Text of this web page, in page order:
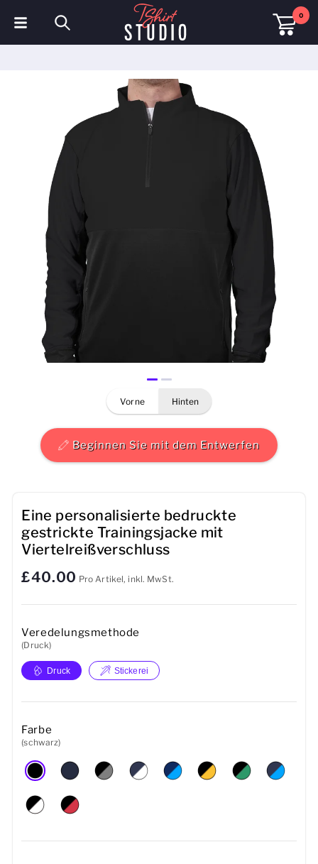
0
Sweatshirts
Mützen & Kappen
Sportbekleidung
Arbeitskleidung
Fleece & Jacken
Warnschutzkleidung
Herren
Baby
Tassen
Handtücher
Taschen
Sport-Accessoires
vorne hinten
Beginnen Sie mit dem Entwerfen
Eine personalisierte bedruckte
gestrickte Trainingsjacke mit
Viertelreißverschluss
£40.00 Pro Artikel, inkl. MwSt.
Veredelungsmethode
(Druck)
Druck Stickerei
Farbe
(schwarz)